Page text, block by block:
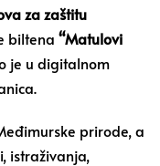
za zaštitu
biltena “Matulovi
je u digitalnom
prirode, a
istraživanja,